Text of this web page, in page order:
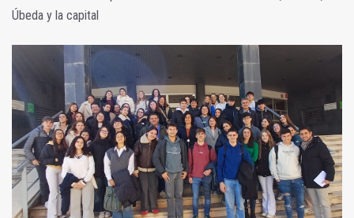
Úbeda y la capital